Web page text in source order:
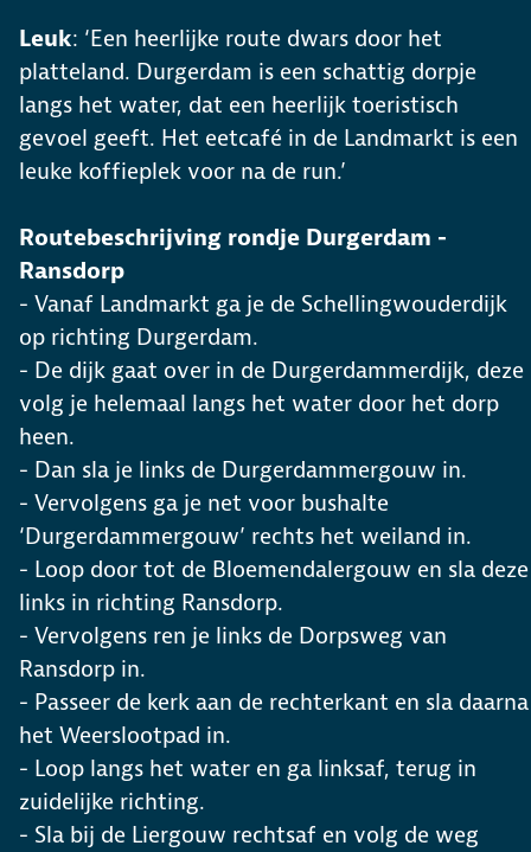
Leuk: ‘Een heerlijke route dwars door het
platteland. Durgerdam is een schattig dorpje
langs het water, dat een heerlijk toeristisch
gevoel geeft. Het eetcafé in de Landmarkt is een
leuke koffieplek voor na de run.’
Routebeschrijving rondje Durgerdam -
Ransdorp
- Vanaf Landmarkt ga je de Schellingwouderdijk
op richting Durgerdam.
- De dijk gaat over in de Durgerdammerdijk, deze
volg je helemaal langs het water door het dorp
heen.
- Dan sla je links de Durgerdammergouw in.
- Vervolgens ga je net voor bushalte
‘Durgerdammergouw’ rechts het weiland in.
- Loop door tot de Bloemendalergouw en sla deze
links in richting Ransdorp.
- Vervolgens ren je links de Dorpsweg van
Ransdorp in.
- Passeer de kerk aan de rechterkant en sla daarna
het Weerslootpad in.
- Loop langs het water en ga linksaf, terug in
zuidelijke richting.
- Sla bij de Liergouw rechtsaf en volg de weg